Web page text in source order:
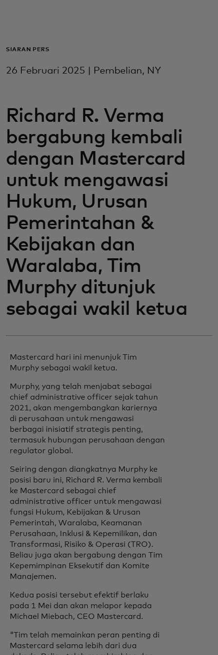
Untuk bisnis
Untuk inovator
Berita dan tren
SIARAN PERS
26 Februari 2025 | Pembelian, NY
Richard R. Verma
bergabung kembali
dengan Mastercard
untuk mengawasi
Hukum, Urusan
Pemerintahan &
Kebijakan dan
Waralaba, Tim
Murphy ditunjuk
sebagai wakil ketua
Mastercard hari ini menunjuk Tim
Murphy sebagai wakil ketua.
Murphy, yang telah menjabat sebagai
chief administrative officer sejak tahun
2021, akan mengembangkan kariernya
di perusahaan untuk mengawasi
berbagai inisiatif strategis penting,
termasuk hubungan perusahaan dengan
regulator global.
Seiring dengan diangkatnya Murphy ke
posisi baru ini, Richard R. Verma kembali
ke Mastercard sebagai chief
administrative officer untuk mengawasi
fungsi Hukum, Kebijakan & Urusan
Pemerintah, Waralaba, Keamanan
Perusahaan, Inklusi & Kepemilikan, dan
Transformasi, Risiko & Operasi (TRO).
Beliau juga akan bergabung dengan Tim
Kepemimpinan Eksekutif dan Komite
Manajemen.
Kedua posisi tersebut efektif berlaku
pada 1 Mei dan akan melapor kepada
Michael Miebach, CEO Mastercard.
"Tim telah memainkan peran penting di
Mastercard selama lebih dari dua